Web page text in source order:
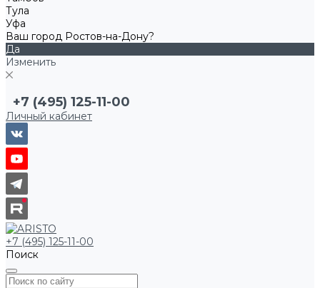
Тула
Уфа
Ваш город Ростов-на-Дону?
Да
Изменить
+7 (495) 125-11-00
Личный кабинет
+7 (495) 125-11-00
Поиск